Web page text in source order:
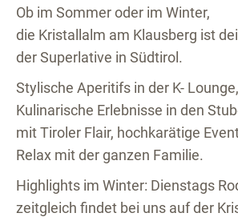
Ob im Sommer oder im Winter,
die Kristallalm am Klausberg ist
der Superlative in Südtirol.
Stylische Aperitifs in der K-
Kulinarische Erlebnisse in den
mit Tiroler Flair, hochkarätige
Relax mit der ganzen Familie.
Highlights im Winter: Dienstags
zeitgleich findet bei uns auf der